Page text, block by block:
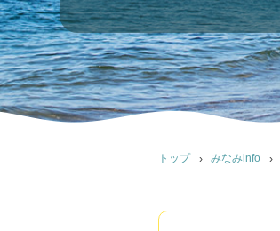
トップ みなみinfo